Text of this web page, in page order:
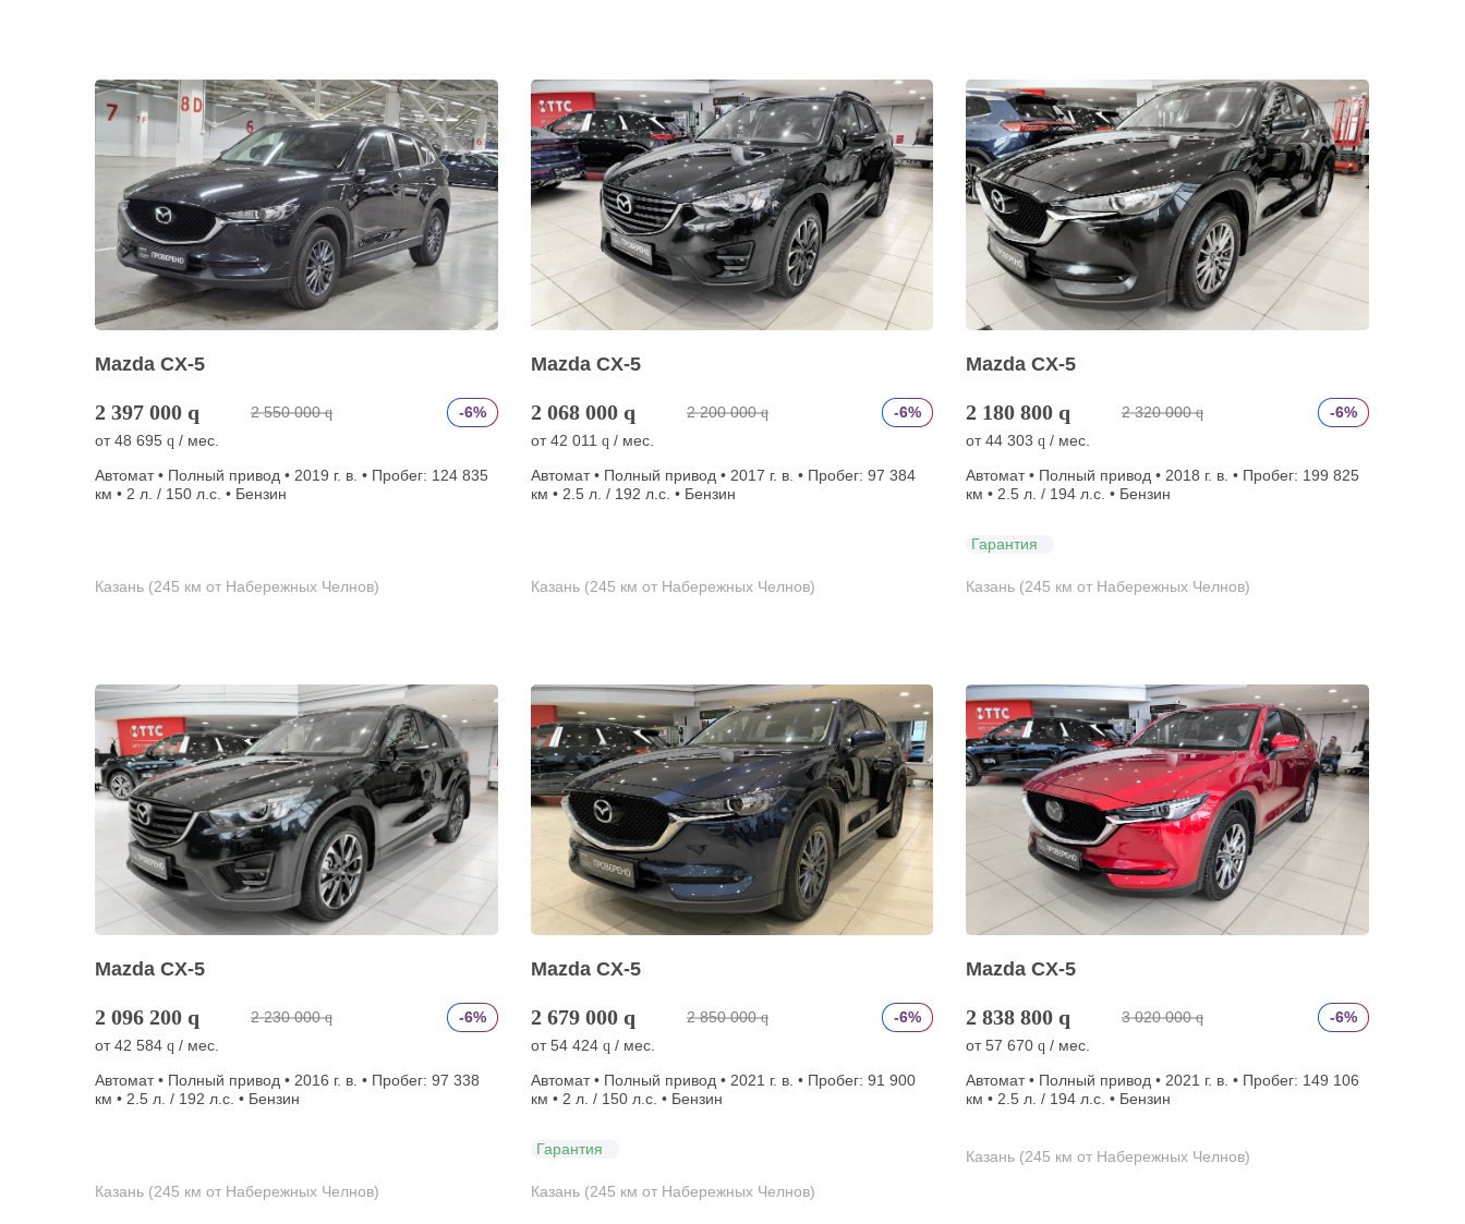
Mazda CX-5
2 397 000 q 2 550 000 q
-6%
от48 695 q / мес.
Автомат • Полный привод • 2019 г. в. • Пробег: 124 835
км • 2 л. / 150 л.с. • Бензин
Казань (245 км от Набережных Челнов)
Mazda CX-5
2 068 000 q 2 200 000 q
-6%
от42 011 q / мес.
Автомат • Полный привод • 2017 г. в. • Пробег: 97 384
км • 2.5 л. / 192 л.с. • Бензин
Казань (245 км от Набережных Челнов)
Mazda CX-5
2 180 800 q 2 320 000 q
-6%
от44 303 q / мес.
Автомат • Полный привод • 2018 г. в. • Пробег: 199 825
км • 2.5 л. / 194 л.с. • Бензин
Гарантия
Казань (245 км от Набережных Челнов)
Mazda CX-5
2 096 200 q 2 230 000 q
-6%
от42 584 q / мес.
Автомат • Полный привод • 2016 г. в. • Пробег: 97 338
км • 2.5 л. / 192 л.с. • Бензин
Казань (245 км от Набережных Челнов)
Mazda CX-5
2 679 000 q 2 850 000 q
-6%
от54 424 q / мес.
Автомат • Полный привод • 2021 г. в. • Пробег: 91 900
км • 2 л. / 150 л.с. • Бензин
Гарантия
Казань (245 км от Набережных Челнов)
Mazda CX-5
2 838 800 q 3 020 000 q
-6%
от57 670 q / мес.
Автомат • Полный привод • 2021 г. в. • Пробег: 149 106
км • 2.5 л. / 194 л.с. • Бензин
Казань (245 км от Набережных Челнов)